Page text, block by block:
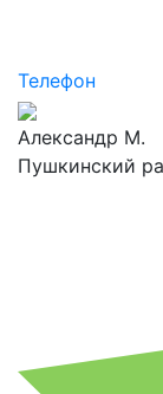
Телефон
Александр М.
Пушкинский